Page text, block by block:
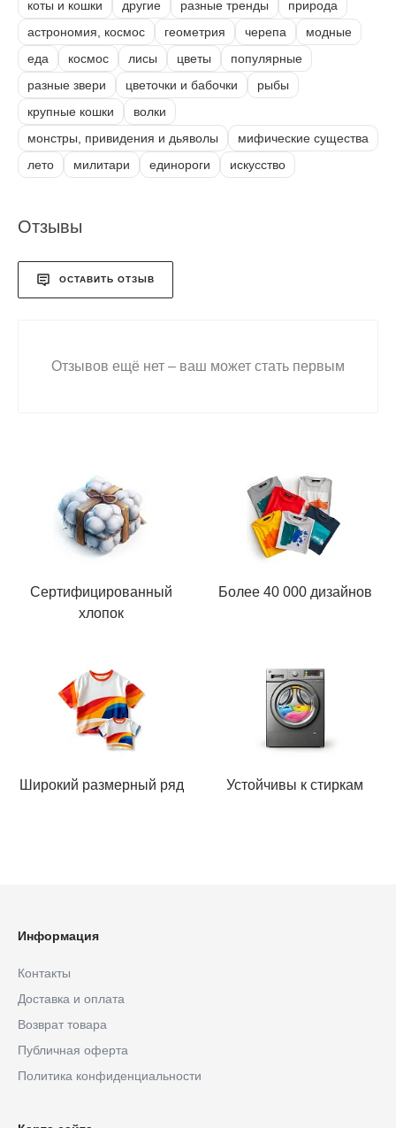
коты и кошки
другие разные тренды
природа
астрономия, космос
геометрия черепа
модные
еда
космос лисы цветы
популярные
разные звери
цветочки и бабочки
рыбы
крупные кошки
волки
монстры, привидения и дьяволы
мифические существа
лето
милитари единороги искусство
Отзывы
ОСТАВИТЬ ОТЗЫВ
Отзывов ещё нет – ваш может стать первым
Сертифицированный
хлопок
Более 40 000 дизайнов
Широкий размерный ряд Устойчивы к стиркам
Информация
Контакты
Доставка и оплата
Возврат товара
Публичная оферта
Политика конфиденциальности